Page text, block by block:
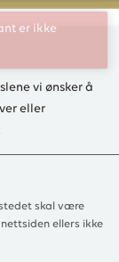
0
vi ønsker å
eller
skal være
ellers ikke
er ikke